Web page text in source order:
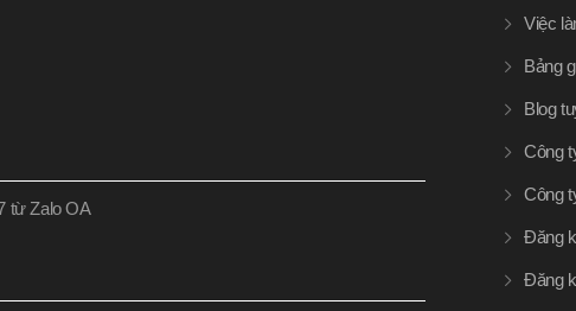
từ Zalo OA
Việc
Bảng
Blog
Công
Công
Đăng
Đăng